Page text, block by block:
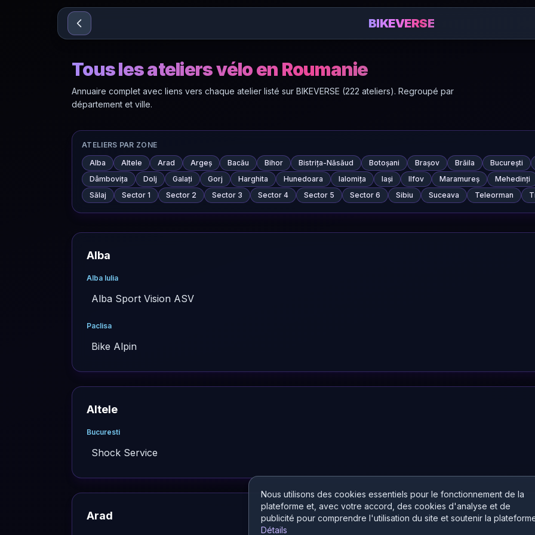
Sari la conținut
Nous utilisons des cookies essentiels pour le fonctionnement de la
plateforme et, avec votre accord, des cookies d'analyse et de
publicité pour comprendre l'utilisation du site et soutenir la
Détails
BIKEVERSE
Tous les ateliers vélo en Roumanie
Annuaire complet avec liens vers chaque atelier listé sur BIKEVERSE (222 ateliers). Regroupé par
département et ville.
ATELIERS PAR ZONE
Alba
Altele Arad Argeș Bacău Bihor Bistrița-Năsăud Botoșani Brașov Brăila
București
Dâmbovița
Dolj Galați Gorj Harghita Hunedoara Ialomița Iași Ilfov Maramureș
Mehedinți
Sălaj
Sector 1 Sector 2 Sector 3 Sector 4 Sector 5 Sector 6 Sibiu Suceava Teleorman
Alba
Alba Iulia
Alba Sport Vision ASV
Paclisa
Bike Alpin
Altele
Bucuresti
Shock Service
Arad